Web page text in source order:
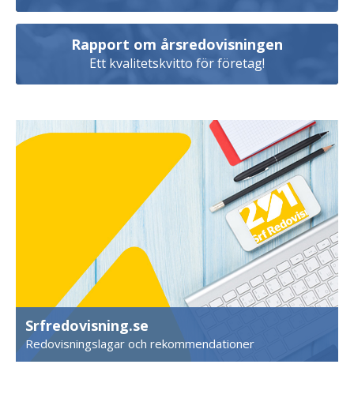
Rapport om årsredovisningen
Ett kvalitetskvitto för företag!
Srfredovisning.se
Redovisningslagar och rekommendationer